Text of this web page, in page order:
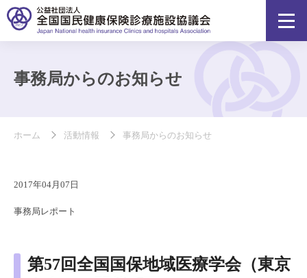
事務局からのお知らせ
ホーム 活動情報 事務局からのお知らせ
2017年04月07日
事務局レポート
第57回全国国保地域医療学会（東京